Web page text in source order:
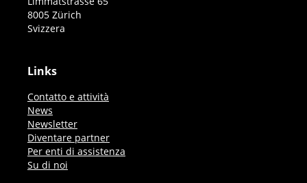
8005 Zürich
Svizzera
Links
Contatto e attività
News
Newsletter
Diventare partner
Per enti di assistenza
Su di noi